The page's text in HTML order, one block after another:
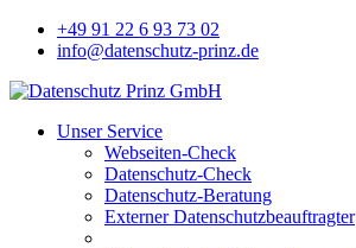
+49 91 22 6 93 73 02
info@datenschutz-prinz.de
Unser Service
Webseiten-Check
Datenschutz-Check
Datenschutz-Beratung
Externer Datenschutzbeauftragter